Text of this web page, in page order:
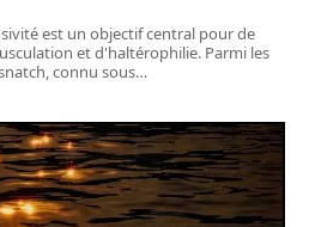
est un objectif central pour de
et d'haltérophilie. Parmi les
connu sous…